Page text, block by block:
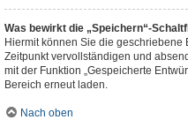
Was bewirkt die „Speichern“-
Hiermit können Sie die
Zeitpunkt vervollständigen und
mit der Funktion „Gespeicherte
Bereich erneut laden.
Nach oben